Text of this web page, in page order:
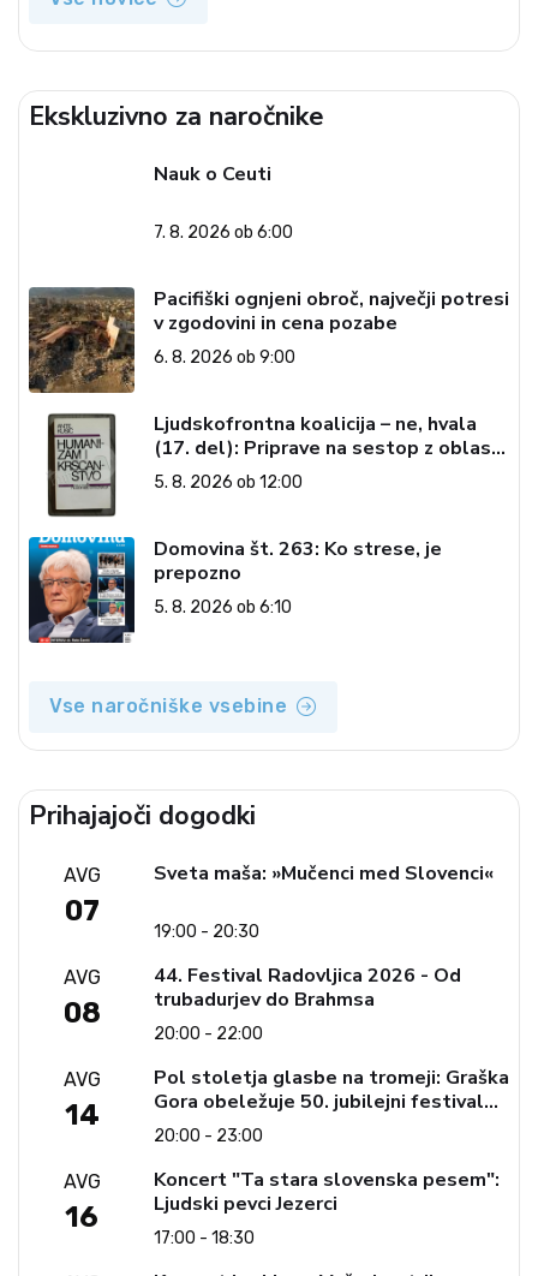
Ekskluzivno za naročnike
Nauk o Ceuti
7. 8. 2026 ob 6:00
Pacifiški ognjeni obroč, največji potresi
v zgodovini in cena pozabe
6. 8. 2026 ob 9:00
Ljudskofrontna koalicija – ne, hvala
(17. del): Priprave na sestop z oblasti
– dvorska opozicija 6: Gramsci na delu:
Revija 2000 in revolucionarna
5. 8. 2026 ob 12:00
Domovina št. 263: Ko strese, je
prepozno
5. 8. 2026 ob 6:10
Vse naročniške vsebine
Prihajajoči dogodki
AVG
07
Sveta maša: »Mučenci med Slovenci«
19:00 - 20:30
AVG
08
44. Festival Radovljica 2026 - Od
trubadurjev do Brahmsa
20:00 - 22:00
AVG
14
Pol stoletja glasbe na tromeji: Graška
Gora obeležuje 50. jubilejni festival
narodno-zabavne glasbe
20:00 - 23:00
AVG
16
Koncert "Ta stara slovenska pesem":
Ljudski pevci Jezerci
17:00 - 18:30